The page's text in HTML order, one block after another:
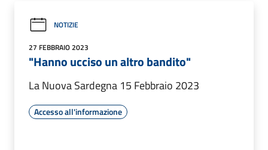
NOTIZIE
27 FEBBRAIO 2023
"Hanno ucciso un altro bandito"
La Nuova Sardegna 15 Febbraio 2023
Accesso all'informazione